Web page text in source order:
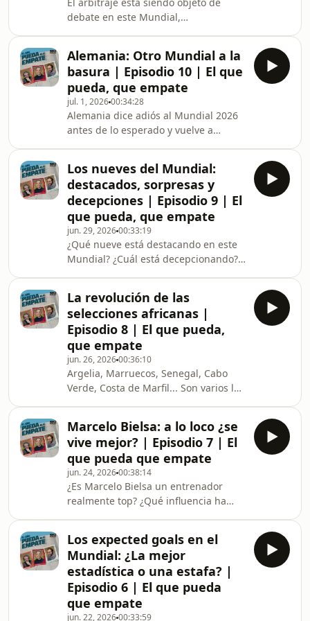
última vez que Axel pisó una
discoteca y cómo terminó uno de los
amores de verano de Bruno.
debate en este Mundial,
entre Portugal y Croacia. ¿Fue un
despeje o un rebote lo que ocurrió en
el descuento? ¿Estuvo bien arbitrado
el penalti a favor de Portugal? ¿Qué
ha pasado con el chip del balón? ¿Por
qué cada competición tiene unas
normas arbitrales distintas?En este
episodio, Buno A
Alemania: Otro Mundial a la
basura | Episodio 10 | El que
pueda, que empate
jul. 1, 202600:34:28
Alemania dice adiós al Mundial 2026
antes de lo esperado y vuelve a
mundial? Axel Torres, Bruno Alemany
y Antonio Romero analizan las claves
de una eliminación que deja muchas
dudas y pocas respuestas.Además, en
el cromo del día, ponemos el foco en
Kerim Alajbegovic, una de las jóvenes
promesas balcánicas que está
aprovechan
Los nueves del Mundial:
destacados, sorpresas y
decepciones | Episodio 9 | El
que pueda, que empate
jun. 29, 202600:33:19
¿Qué nueve está destacando en este
Mundial? ¿Cuál está decepcionando?
torneo? Bruno Alemany, Axel Torres y
Antonio Romero lo analizan en este
nuevo episodio de El que pueda, que
empate.El cromo de hoy es el
centrocampista costamarfileño Christ
Inao Oulai.&nbsp;
La revolución de las
selecciones africanas |
Episodio 8 | El que pueda,
que empate
jun. 26, 202600:36:10
Argelia, Marruecos, Senegal, Cabo
Verde, Costa de Marfil... Son varios los
en lo que llevamos de Mundial. En
este episodio, Bruno Alemany, Axel
Torres y Antonio Romero repasan el
papel de las selecciones africanas en
el torneo y buscan ver qué
necesitarían para ganarlo.&nbsp;El
cromo del día es Daniel Muñoz, el
lateral derecho que se h
Marcelo Bielsa: a lo loco ¿se
vive mejor? | Episodio 7 | El
que pueda que empate
jun. 24, 202600:38:14
¿Es Marcelo Bielsa un entrenador
realmente top? ¿Qué influencia ha
es tan controvertida su figura?En el
episodio de hoy, Bruno Alemany, Axel
Torres y Antonio Romero analizan al
seleccionador de Uruguay, el último
rival de España en la fase de grupos
de este Mundial 2026, con la
Los expected goals en el
Mundial: ¿La mejor
estadística o una estafa? |
Episodio 6 | El que pueda
que empate
jun. 22, 202600:33:59